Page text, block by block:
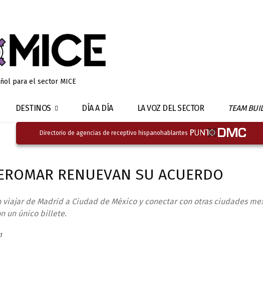
para el sector MICE
DESTINOS DÍA A DÍA LA VOZ DEL SECTOR TEAM
Directorio de agencias de receptivo hispanohablantes
RENUEVAN SU ACUERDO
viajar de Madrid a Ciudad de México y conectar con otras ciudades
un único billete.